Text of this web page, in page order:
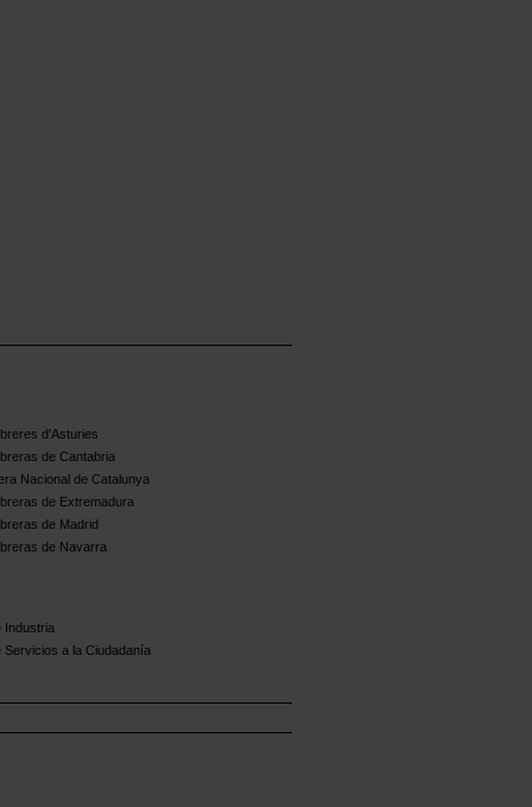
d'Asturies
de Cantabria
Nacional de Catalunya
de Extremadura
de Madrid
de Navarra
Industria
Servicios a la Ciudadanía